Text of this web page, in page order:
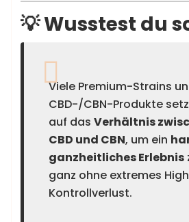
💡 Wusstest du
Viele Premium-Strains
CBD-/CBN-Produkte
auf das Verhältnis
CBD und CBN, um ein
ganzheitliches Erlebnis
ganz ohne extremes
Kontrollverlust.